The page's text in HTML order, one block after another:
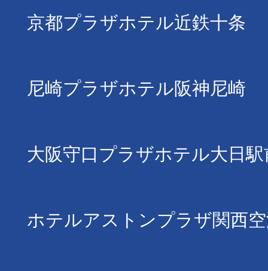
京都プラザホテル近鉄十条
尼崎プラザホテル阪神尼崎
大阪守口プラザホテル大日駅
ホテルアストンプラザ関西